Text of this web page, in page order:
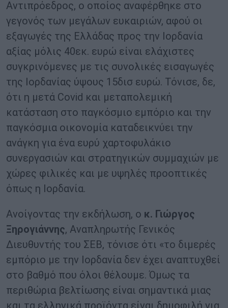
Αντιπρόεδρος, ο οποίος αναφέρθηκε στο
γεγονός των μεγάλων ευκαιριών, αφού οι
εξαγωγές της Ελλάδας προς την Ιορδανία
αξίας μόλις 40εκ. ευρώ είναι ελάχιστες
συγκρινόμενες με τις συνολικές εισαγωγές
της Ιορδανίας ύψους 15δισ ευρώ. Τόνισε, δε,
ότι η μετά Covid και μεταπολεμική
κατάσταση στο παγκόσμιο εμπόριο και την
παγκόσμια οικονομία καταδεικνύει την
ανάγκη για ένα ευρύ χαρτοφυλάκιο
συνεργασιών και στρατηγικών συμμαχιών με
χώρες φιλικές και με υψηλές προοπτικές
όπως η Ιορδανία.
Ανοίγοντας την εκδήλωση, ο κ. Γιώργος
Ξηρογιάννης, Αναπληρωτής Γενικός
Διευθυντής του ΣΕΒ, τόνισε ότι «το διμερές
εμπόριο με την Ιορδανία δεν έχει αναπτυχθεί
στο βαθμό που όλοι θέλουμε. Όμως τα
περιθώρια βελτίωσης είναι σημαντικά μιας